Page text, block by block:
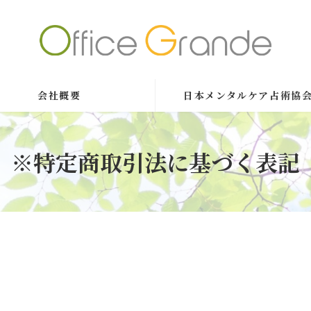
会社概要 日本メンタルケア占術協
※特定商取引法に基づく表記